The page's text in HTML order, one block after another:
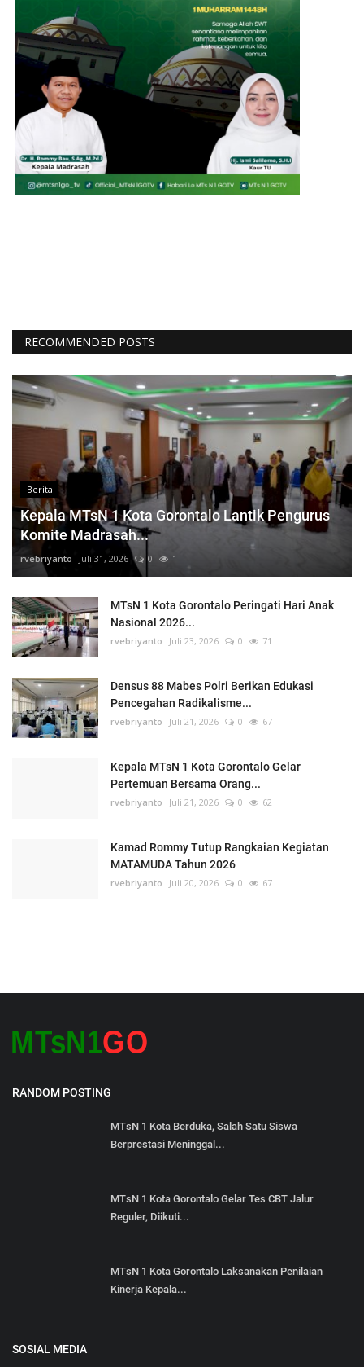
RECOMMENDED POSTS
Berita
Kepala MTsN 1 Kota Gorontalo Lantik Pengurus
Komite Madrasah...
rvebriyanto Juli 31, 2026 0 1
MTsN 1 Kota Gorontalo Peringati Hari Anak
Nasional 2026...
rvebriyanto Juli 23, 2026 0 71
Densus 88 Mabes Polri Berikan Edukasi
Pencegahan Radikalisme...
rvebriyanto Juli 21, 2026 0 67
Kepala MTsN 1 Kota Gorontalo Gelar
Pertemuan Bersama Orang...
rvebriyanto Juli 21, 2026 0 62
Kamad Rommy Tutup Rangkaian Kegiatan
MATAMUDA Tahun 2026
rvebriyanto Juli 20, 2026 0 67
RANDOM POSTING
MTsN 1 Kota Berduka, Salah Satu Siswa
Berprestasi Meninggal...
MTsN 1 Kota Gorontalo Gelar Tes CBT Jalur
Reguler, Diikuti...
MTsN 1 Kota Gorontalo Laksanakan Penilaian
Kinerja Kepala...
SOSIAL MEDIA